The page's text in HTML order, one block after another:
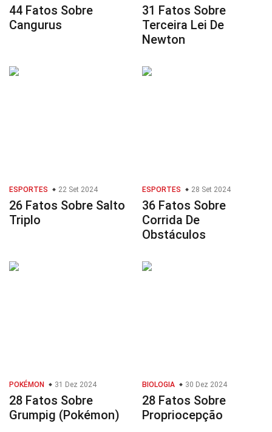
44 Fatos Sobre
Cangurus
31 Fatos Sobre
Terceira Lei De
Newton
ESPORTES 22 Set 2024
26 Fatos Sobre Salto
Triplo
ESPORTES 28 Set 2024
36 Fatos Sobre
Corrida De
Obstáculos
POKÉMON 31 Dez 2024
28 Fatos Sobre
Grumpig (Pokémon)
BIOLOGIA 30 Dez 2024
28 Fatos Sobre
Propriocepção